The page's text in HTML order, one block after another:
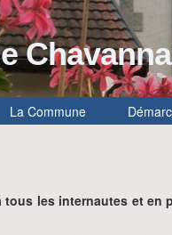
La Commune
les internautes et en